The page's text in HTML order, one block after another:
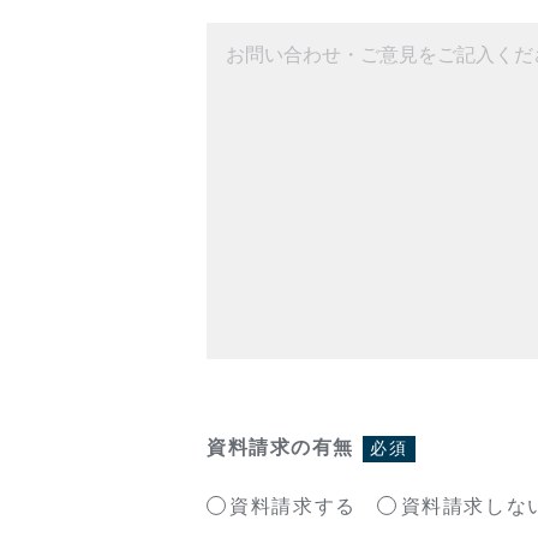
資料請求の有無 必須
資料請求する 資料請求しな